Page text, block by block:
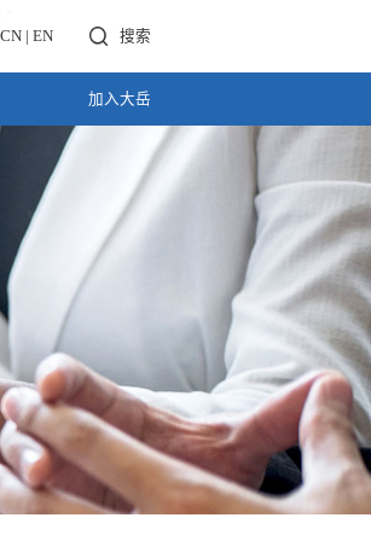
CN| EN 搜索
加入大岳